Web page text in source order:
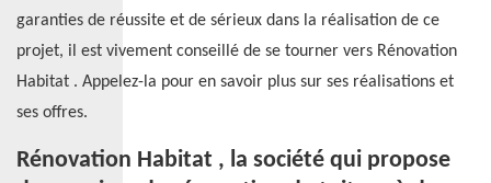
garanties de réussite et de sérieux dans la réalisation de ce
projet, il est vivement conseillé de se tourner vers Rénovation
Habitat . Appelez-la pour en savoir plus sur ses réalisations et
ses offres.
Rénovation Habitat , la société qui propose